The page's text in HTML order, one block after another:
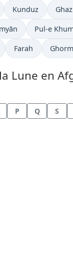
Kunduz
Pul-e
Farah
Lune en
P Q S